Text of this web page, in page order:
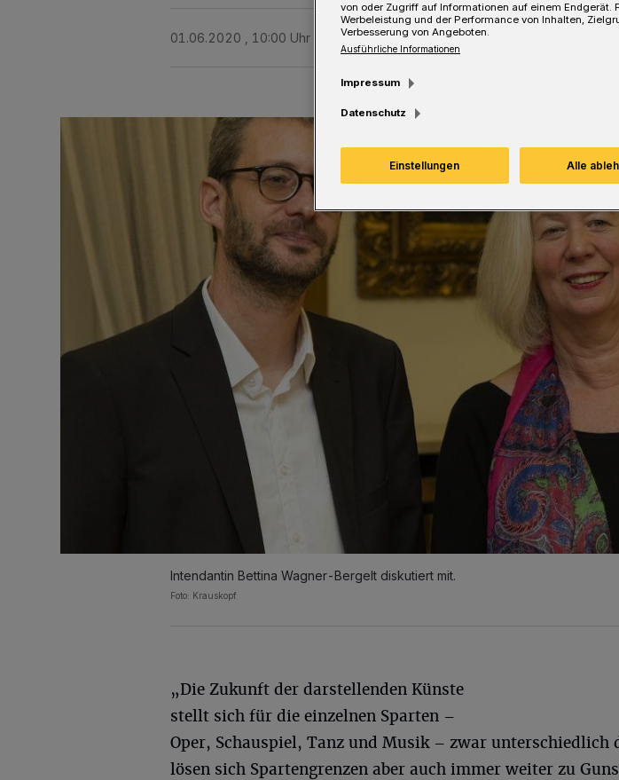
01.06.2020 , 10:00 Uhr Eine Minute Lesezeit
Intendantin Bettina Wagner-Bergelt diskutiert mit.
Foto: Krauskopf
„Die Zukunft der darstellenden Künste
stellt sich für die einzelnen Sparten –
Oper, Schauspiel, Tanz und Musik – zwar unterschiedlich
lösen sich Spartengrenzen aber auch immer weiter zu
von oder Zugriff auf Informationen auf einem Endgerät.
Werbeleistung und der Performance von Inhalten,
Verbesserung von Angeboten.
Ausführliche Informationen
Impressum
Datenschutz
Einstellungen Alle